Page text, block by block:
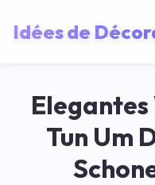
Idées de
Elegantes
Tun Um